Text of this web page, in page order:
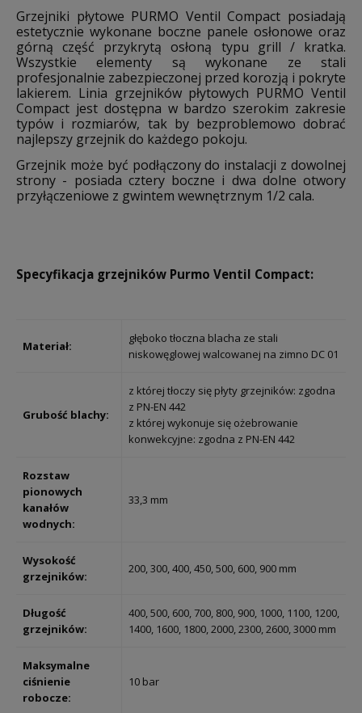
Grzejniki płytowe PURMO Ventil Compact posiadają
estetycznie wykonane boczne panele osłonowe oraz
górną część przykrytą osłoną typu grill / kratka.
Wszystkie elementy są wykonane ze stali
profesjonalnie zabezpieczonej przed korozją i pokryte
lakierem. Linia grzejników płytowych PURMO Ventil
Compact jest dostępna w bardzo szerokim zakresie
typów i rozmiarów, tak by bezproblemowo dobrać
najlepszy grzejnik do każdego pokoju.
Grzejnik może być podłączony do instalacji z dowolnej
strony - posiada cztery boczne i dwa dolne otwory
przyłączeniowe z gwintem wewnętrznym 1/2 cala.
Specyfikacja grzejników Purmo Ventil Compact:
Materiał:
głęboko tłoczna blacha ze stali
niskowęglowej walcowanej na zimno DC 01
Grubość blachy:
z której tłoczy się płyty grzejników: zgodna
z PN-EN 442
z której wykonuje się ożebrowanie
konwekcyjne: zgodna z PN-EN 442
Rozstaw
pionowych
kanałów
wodnych:
33,3 mm
Wysokość
grzejników:
200, 300, 400, 450, 500, 600, 900 mm
Długość
grzejników:
400, 500, 600, 700, 800, 900, 1000, 1100, 1200,
1400, 1600, 1800, 2000, 2300, 2600, 3000 mm
Maksymalne
ciśnienie
robocze:
10 bar